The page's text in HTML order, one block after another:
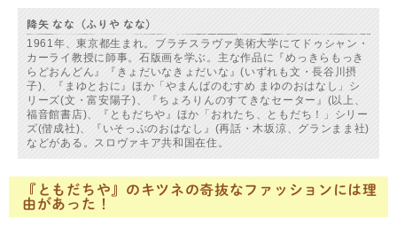
降矢 なな（ふりや なな）
1961年、東京都生まれ。ブラチスラヴァ美術大学にてドゥシャン・
カーライ教授に師事。石版画を学ぶ。主な作品に『めっきらもっき
らどおんどん』『きょだいなきょだいな』(いずれも文・長谷川摂
子)、『まゆとおに』ほか「やまんばのむすめ まゆのおはなし」シ
リーズ(文・富安陽子)、『ちょろりんのすてきなセーター』(以上、
福音館書店)、『ともだちや』ほか「おれたち、ともだち！」シリー
ズ(偕成社)、『いそっぷのおはなし』(再話・木坂涼、グランまま社)
などがある。スロヴァキア共和国在住。
『ともだちや』のキツネの奇抜なファッションには理
由があった！